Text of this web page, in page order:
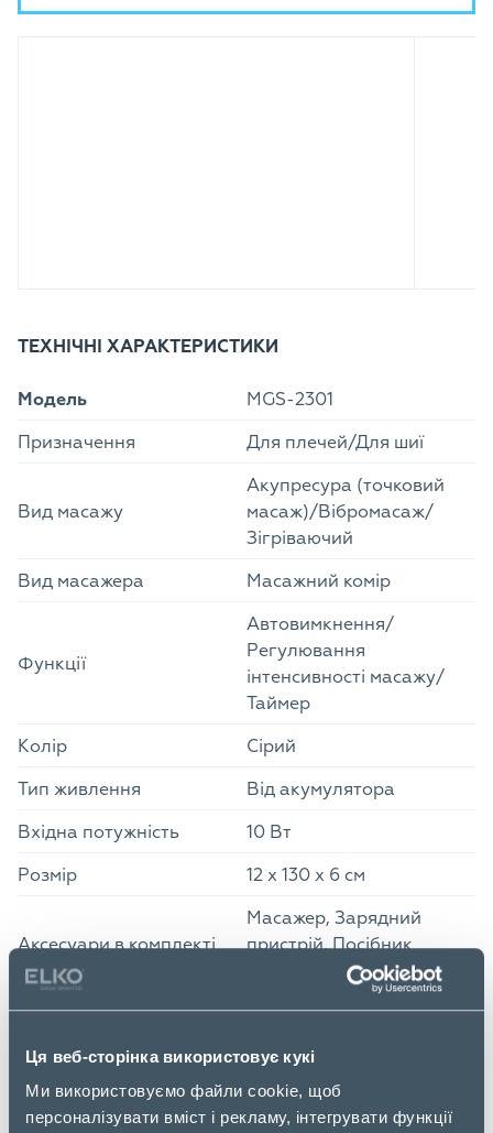
Ця веб-сторінка використовує кукі
Ми використовуємо файли cookie, щоб
персоналізувати вміст і рекламу, інтегрувати функції
ТЕХНІЧНІ ХАРАКТЕРИСТИКИ
Модель
MGS-2301
Призначення
Для плечей/Для шиї
Вид масажу
Акупресура (точковий
масаж)/Вібромасаж/
Зігріваючий
Вид масажера
Масажний комір
Функції
Автовимкнення/
Регулювання
інтенсивності масажу/
Таймер
Колір
Сірий
Тип живлення
Від акумулятора
Вхідна потужність
10 Вт
Розмір
12 х 130 х 6 см
Аксесуари в комплекті
Масажер, Зарядний
пристрій, Посібник
користувача
Розмір упаковки
Ширина упаковки
28 см
Глибина упаковки
55 см